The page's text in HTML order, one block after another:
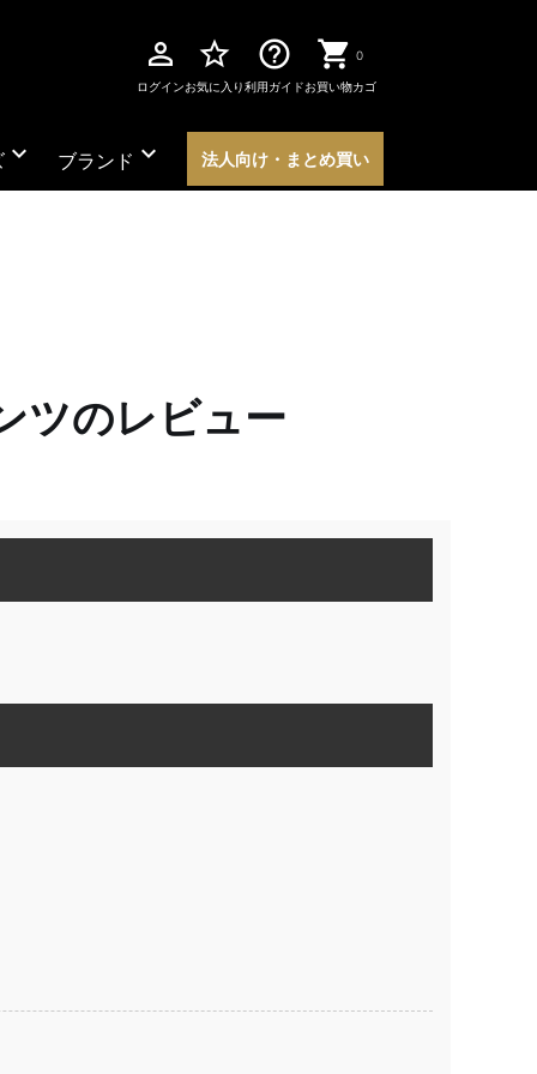
perm_identity
ログイン
star_border
お気に入り
help_outline
利用ガイド
0
お買い物カゴ
expand_more ブランド expand_more 法人向け・まとめ買い
ツのレビュー